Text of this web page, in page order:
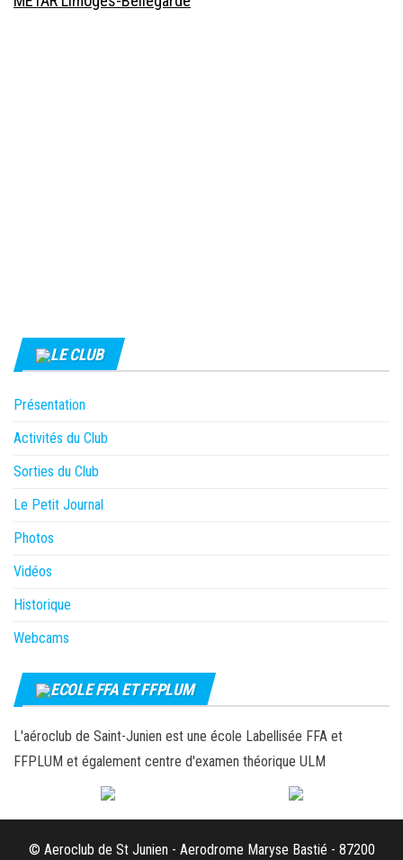
LE CLUB
Présentation
Activités du Club
Sorties du Club
Le Petit Journal
Photos
Vidéos
Historique
Webcams
ECOLE FFA ET FFPLUM
L'aéroclub de Saint-Junien est une école Labellisée FFA et
FFPLUM et également centre d'examen théorique ULM
© Aeroclub de St Junien - Aerodrome Maryse Bastié - 87200